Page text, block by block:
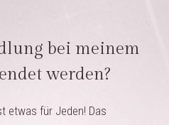
bei meinem
werden?
etwas für Jeden! Das